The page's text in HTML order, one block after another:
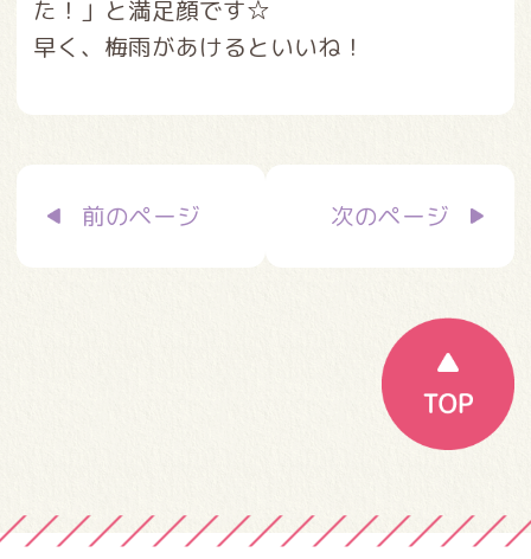
た！」と満足顔です☆
早く、梅雨があけるといいね！
前のページ 次のページ